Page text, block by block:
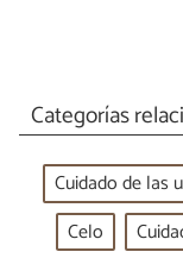
Categorías
Cuidado de las
Celo